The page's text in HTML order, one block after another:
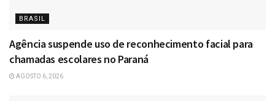
BRASIL
Agência suspende uso de reconhecimento facial para
chamadas escolares no Paraná
AGOSTO 6, 2026